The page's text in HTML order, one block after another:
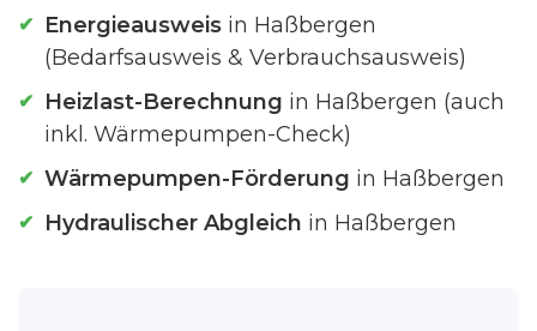
Energieausweis in Haßbergen
(Bedarfsausweis & Verbrauchsausweis)
Heizlast-Berechnung in Haßbergen (auch
inkl. Wärmepumpen-Check)
Wärmepumpen-Förderung in Haßbergen
Hydraulischer Abgleich in Haßbergen